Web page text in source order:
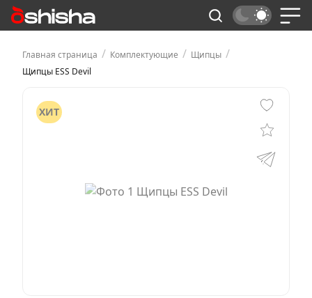
Главная страница / Комплектующие / Щипцы /
Щипцы ESS Devil
ХИТ